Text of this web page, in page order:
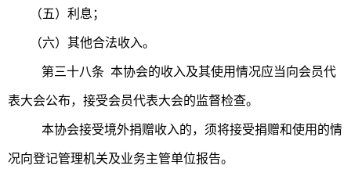
（五）利息；
（六）其他合法收入。
第三十八条 本协会的收入及其使用情况应当向会员代
表大会公布，接受会员代表大会的监督检查。
本协会接受境外捐赠收入的，须将接受捐赠和使用的情
况向登记管理机关及业务主管单位报告。